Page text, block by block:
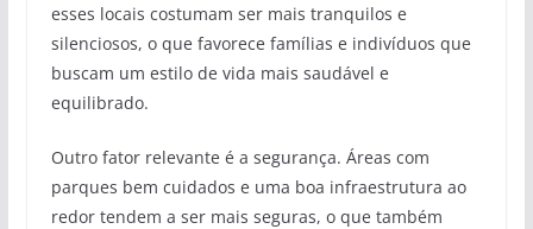
esses locais costumam ser mais tranquilos e
silenciosos, o que favorece famílias e indivíduos que
buscam um estilo de vida mais saudável e
equilibrado.
Outro fator relevante é a segurança. Áreas com
parques bem cuidados e uma boa infraestrutura ao
redor tendem a ser mais seguras, o que também